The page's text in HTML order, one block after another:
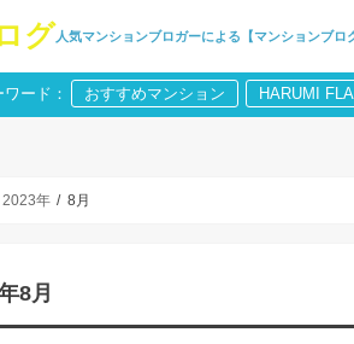
人気マンションブロガーによる【マンションブロ
ワード： おすすめマンション HARUMI
2023年 8月
8月